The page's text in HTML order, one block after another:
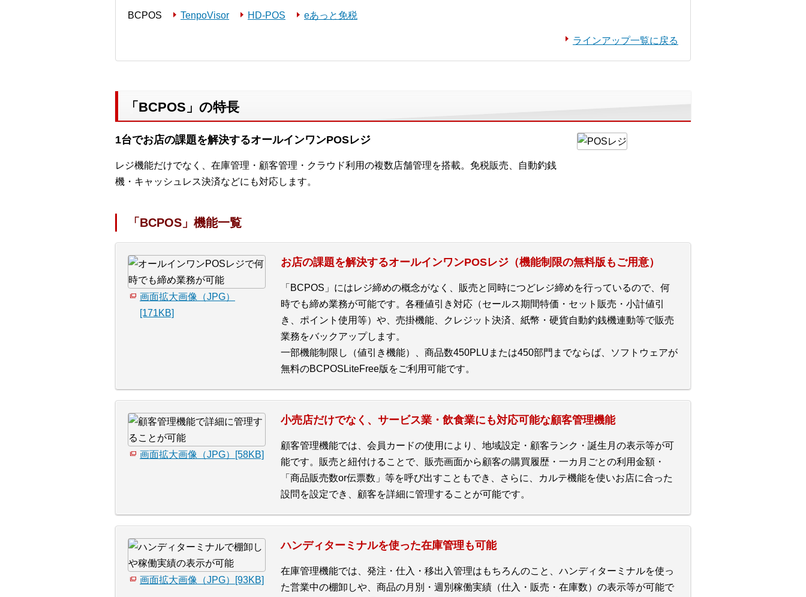
BCPOS TenpoVisor HD-POS eあっと免税
ラインアップ一覧に戻る
「BCPOS」の特長
1台でお店の課題を解決するオールインワンPOSレジ
レジ機能だけでなく、在庫管理・顧客管理・クラウド利用の複数店舗管理を搭載。免税販売、自動釣銭
機・キャッシュレス決済などにも対応します。
「BCPOS」機能一覧
画面拡大画像（JPG）
[171KB]
お店の課題を解決するオールインワンPOSレジ（機能制限の無料版もご用意）
「BCPOS」にはレジ締めの概念がなく、販売と同時につどレジ締めを行っているので、何
時でも締め業務が可能です。各種値引き対応（セールス期間特価・セット販売・小計値引
き、ポイント使用等）や、売掛機能、クレジット決済、紙幣・硬貨自動釣銭機連動等で販売
業務をバックアップします。
一部機能制限し（値引き機能）、商品数450PLUまたは450部門までならば、ソフトウェアが
無料のBCPOSLiteFree版をご利用可能です。
画面拡大画像（JPG）[58KB]
小売店だけでなく、サービス業・飲食業にも対応可能な顧客管理機能
顧客管理機能では、会員カードの使用により、地域設定・顧客ランク・誕生月の表示等が可
能です。販売と紐付けることで、販売画面から顧客の購買履歴・一カ月ごとの利用金額・
「商品販売数or伝票数」等を呼び出すこともでき、さらに、カルテ機能を使いお店に合った
設問を設定でき、顧客を詳細に管理することが可能です。
画面拡大画像（JPG）[93KB]
ハンディターミナルを使った在庫管理も可能
在庫管理機能では、発注・仕入・移出入管理はもちろんのこと、ハンディターミナルを使っ
た営業中の棚卸しや、商品の月別・週別稼働実績（仕入・販売・在庫数）の表示等が可能で